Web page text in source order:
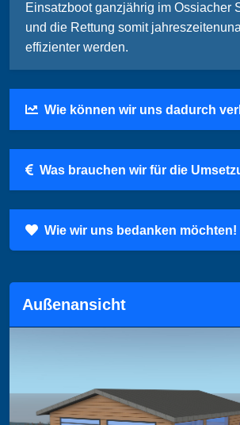
Einsatzboot ganzjährig im Ossiacher
und die Rettung somit
effizienter werden.
Wie können wir uns dadurch
Was brauchen wir für die
Wie wir uns bedanken möchten!
Außenansicht